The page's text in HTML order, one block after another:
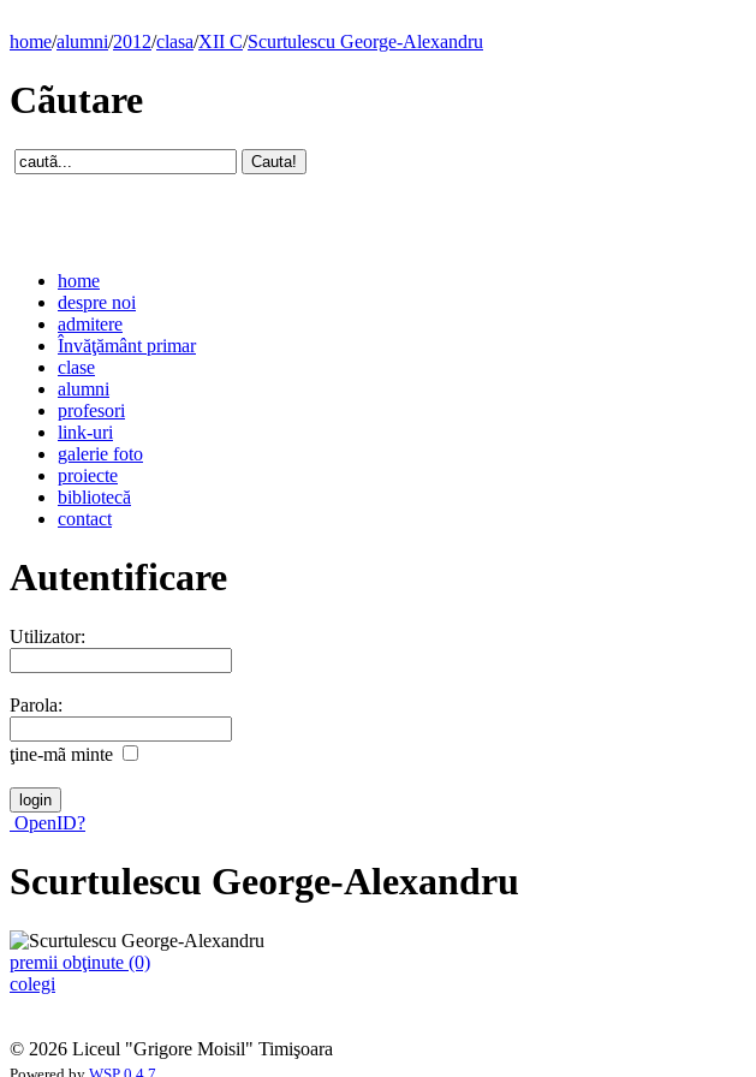
home/alumni/2012/clasa/XII C/Scurtulescu George-Alexandru
Cãutare
home
despre noi
admitere
Învăţământ primar
clase
alumni
profesori
link-uri
galerie foto
proiecte
bibliotecă
contact
Autentificare
Utilizator:
Parola:
ţine-mã minte
OpenID?
Scurtulescu George-Alexandru
premii obţinute (0)
colegi
© 2026 Liceul "Grigore Moisil" Timişoara